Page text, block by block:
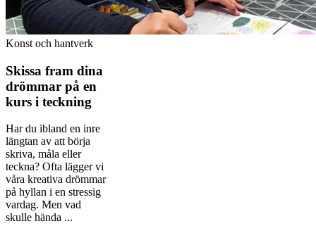
Konst och hantverk
Skissa fram dina
drömmar på en
kurs i teckning
Har du ibland en inre
längtan av att börja
skriva, måla eller
teckna? Ofta lägger vi
våra kreativa drömmar
på hyllan i en stressig
vardag. Men vad
skulle hända ...